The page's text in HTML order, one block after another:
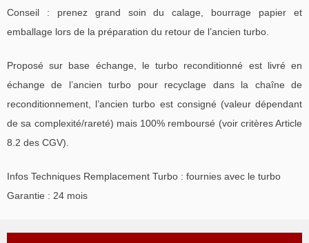
Conseil : prenez grand soin du calage, bourrage papier et
emballage lors de la préparation du retour de l’ancien turbo.
Proposé sur base échange, le turbo reconditionné est livré en
échange de l’ancien turbo pour recyclage dans la chaîne de
reconditionnement, l’ancien turbo est consigné (valeur dépendant
de sa complexité/rareté) mais 100% remboursé (voir critères Article
8.2 des CGV).
Infos Techniques Remplacement Turbo : fournies avec le turbo
Garantie : 24 mois